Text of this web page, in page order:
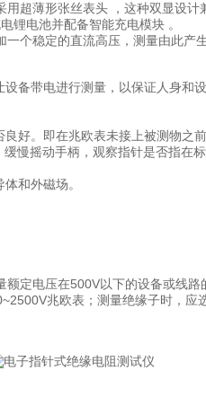
超薄形张丝表头 ，这种双显设
锂电池并配备智能充电模块 。
个稳定的直流高压，测量由此产
备带电进行测量，以保证人身和
好。即在兆欧表未接上被测物之
慢摇动手柄，观察指针是否指在
和外磁场。
定电压在500V以下的设备或线
兆欧表；测量绝缘子时，